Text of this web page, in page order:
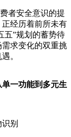
者安全意识的提
经历着前所未有
五”规划的蓄势待
求变化的双重挑
。
一功能到多元生
别